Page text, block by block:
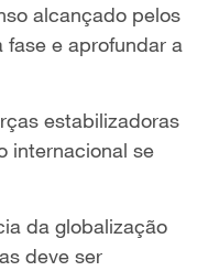
alcançado pelos
e aprofundar a
estabilizadoras
internacional se
da globalização
deve ser